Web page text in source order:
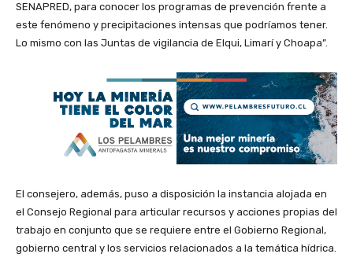
SENAPRED, para conocer los programas de prevención frente a
este fenómeno y precipitaciones intensas que podríamos tener.
Lo mismo con las Juntas de vigilancia de Elqui, Limarí y Choapa”.
El consejero, además, puso a disposición la instancia alojada en
el Consejo Regional para articular recursos y acciones propias del
trabajo en conjunto que se requiere entre el Gobierno Regional,
gobierno central y los servicios relacionados a la temática hídrica.